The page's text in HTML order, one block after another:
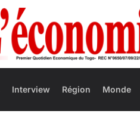
Interview Région Monde